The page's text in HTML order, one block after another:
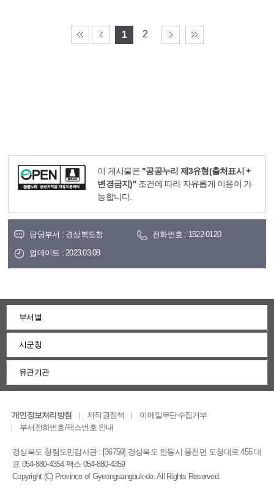
1 2
이 게시물은 "공공누리 제3유형(출처표시 +
변경금지)"조건에 따라 자유롭게 이용이 가
능합니다.
담당부서 : 경상북도청
전화번호 : 1522-0120
업데이트 : 2023.03.08
부서별
시군청
유관기관
개인정보처리방침 저작권정책
이메일무단수집거부
부서전화번호/팩스번호 안내
경상북도 청렴도민감사관 : [36759] 경상북도 안동시 풍천면 도청대로 455 대
표 054-880-4354 팩스 054-880-4359
Copyright (C) Province of Gyeongsangbuk-do. All Rights Reserved.